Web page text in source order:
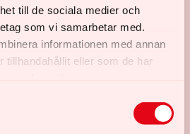
till de sociala medier och
som vi samarbetar med.
informationen med annan
tillhandahållit eller som de har
lägret får du ta med en
stöd för dig under veckan.
är kostnadsfria även för
för dig som ansöker och din